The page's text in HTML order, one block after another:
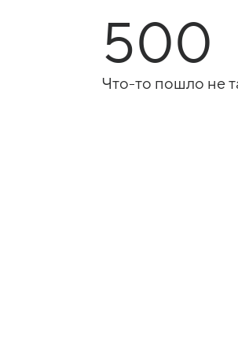
500
Что-то пошло не